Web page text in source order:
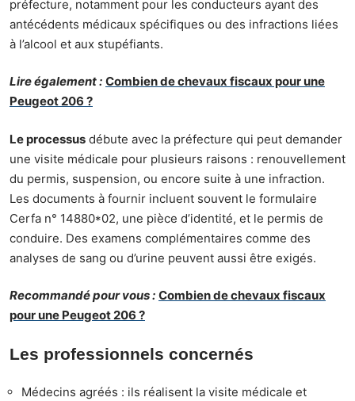
préfecture, notamment pour les conducteurs ayant des
antécédents médicaux spécifiques ou des infractions liées
à l’alcool et aux stupéfiants.
Lire également : Combien de chevaux fiscaux pour une
Peugeot 206 ?
Le processus débute avec la préfecture qui peut demander
une visite médicale pour plusieurs raisons : renouvellement
du permis, suspension, ou encore suite à une infraction.
Les documents à fournir incluent souvent le formulaire
Cerfa n° 14880*02, une pièce d’identité, et le permis de
conduire. Des examens complémentaires comme des
analyses de sang ou d’urine peuvent aussi être exigés.
Recommandé pour vous : Combien de chevaux fiscaux
pour une Peugeot 206 ?
Les professionnels concernés
Médecins agréés : ils réalisent la visite médicale et